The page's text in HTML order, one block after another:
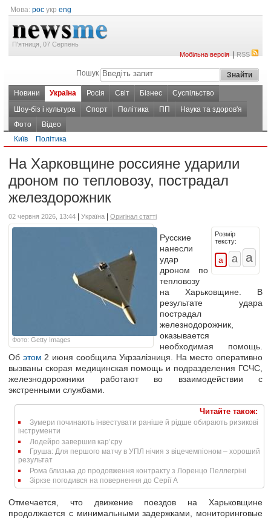
Мова: рос укр eng
П'ятниця, 07 Серпень
Мобільна версія|RSS
Пошук
Новини Україна Росія Світ Бізнес
Суспільство
Шоу-біз і культура
Спорт Політика ПП
Наука та здоров'я
Фото
Відео
Київ
Політика
На Харковщине россияне ударили
дроном по тепловозу, пострадал
желездорожник
02 червня 2026, 13:44 Україна Оригінал статті
Фото: Getty Images
Розмір
тексту:
Русские
нанесли
удар
дроном по
тепловозу
на Харьковщине. В
результате удара
пострадал
железнодорожник,
оказывается
необходимая помощь.
Об этом 2 июня сообщила Укрзалізниця. На место оперативно
вызваны скорая медицинская помощь и подразделения ГСЧС,
железнодорожники работают во взаимодействии с
экстренными службами.
Читайте також:
Зумери починають інвестувати раніше й рідше обирають ризикові
інструменти
Лодейро завершив кар’єру
Груша: Для першого матчу в УПЛ нічия з віцечемпіоном – хороший
результат
Рома близька до продовження контракту з Лоренцо Пеллегріні
Зіркзе погодився на повернення до Серії А
Отмечается, что движение поездов на Харьковщине
продолжается с минимальными задержками, мониторинговые